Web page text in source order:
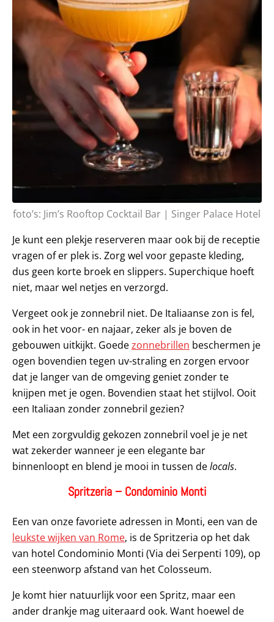
foto’s: Jim’s Rooftop Cocktail Bar | Singer Palace Hotel
Je kunt een plekje reserveren maar ook bij de receptie
vragen of er plek is. Zorg wel voor gepaste kleding,
dus geen korte broek en slippers. Superchique hoeft
niet, maar wel netjes en verzorgd.
Vergeet ook je zonnebril niet. De Italiaanse zon is fel,
ook in het voor- en najaar, zeker als je boven de
gebouwen uitkijkt. Goedezonnebrillen beschermen je
ogen bovendien tegen uv-straling en zorgen ervoor
dat je langer van de omgeving geniet zonder te
knijpen met je ogen. Bovendien staat het stijlvol. Ooit
een Italiaan zonder zonnebril gezien?
Met een zorgvuldig gekozen zonnebril voel je je net
wat zekerder wanneer je een elegante bar
binnenloopt en blend je mooi in tussen delocals.
Spritzeria – Condominio Monti
Een van onze favoriete adressen in Monti, een van de
leukste wijken van Rome, is de Spritzeria op het dak
van hotel Condominio Monti (Via dei Serpenti 109), op
een steenworp afstand van het Colosseum.
Je komt hier natuurlijk voor een Spritz, maar een
ander drankje mag uiteraard ook. Want hoewel de